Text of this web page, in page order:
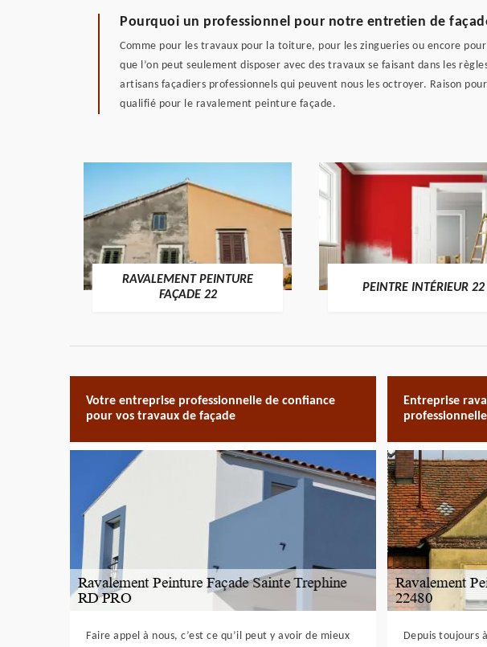
Pourquoi un professionnel pour notre entretien de
Comme pour les travaux pour la toiture, pour les zingueries ou encore
que l’on peut seulement disposer avec des travaux se faisant dans les
artisans façadiers professionnels qui peuvent nous les octroyer. Raison
qualifié pour le ravalement peinture façade.
RAVALEMENT PEINTURE
FAÇADE 22
PEINTRE INTÉRIEUR 22
Votre entreprise professionnelle de confiance
pour vos travaux de façade
Faire appel à nous, c’est ce qu’il peut y avoir de mieux
Entreprise
professionnelle
Depuis toujours